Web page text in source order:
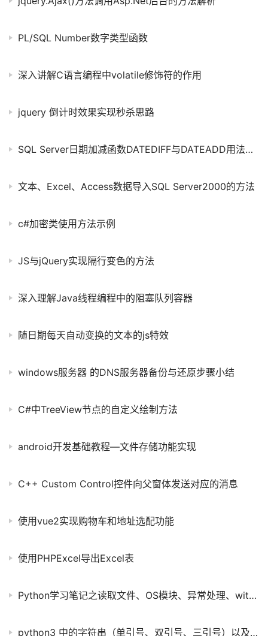
PL/SQL Number数字类型函数
深入讲解C语言编程中volatile修饰符的作用
jquery 倒计时效果实现秒杀思路
SQL Server日期加减函数DATEDIFF与DATEADD用法分析
文本、Excel、Access数据导入SQL Server2000的方法
c#加密类使用方法示例
JS与jQuery实现隔行变色的方法
深入理解Java线程编程中的阻塞队列容器
随日期每天自动变换的文本的js特效
windows服务器 的DNS服务器备份与还原步骤小结
C#中TreeView节点的自定义绘制方法
android开发基础教程—文件存储功能实现
C++ Custom Control控件向父窗体发送对应的消息
使用vue2实现购物车和地址选配功能
使用PHPExcel导出Excel表
Python学习笔记之读取文件、OS模块、异常处理、with as语法示例
python3 中的字符串（单引号、双引号、三引号）以及字符串与数字的运算